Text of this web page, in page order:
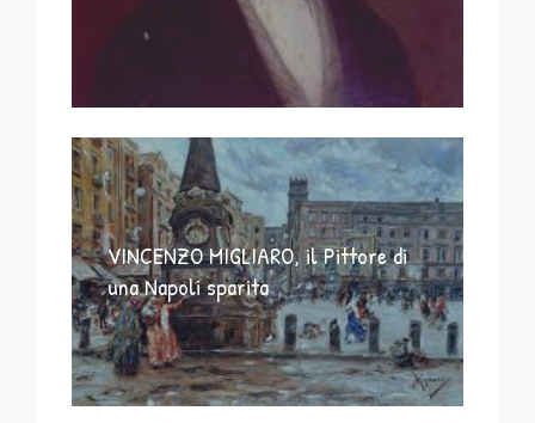
VINCENZO MIGLIARO, il Pittore di
una Napoli sparita